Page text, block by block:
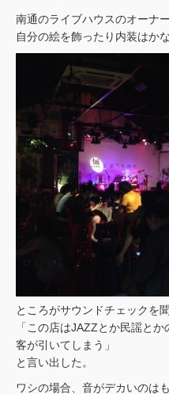
南通のライブハウスのオーナ
自分の絵を飾ったり内装はか
ところがサウンドチェックを
「この店はJAZZとか民謡と
客が引いてしまう」
と言い出した。
ワシの場合、音がデカいのは